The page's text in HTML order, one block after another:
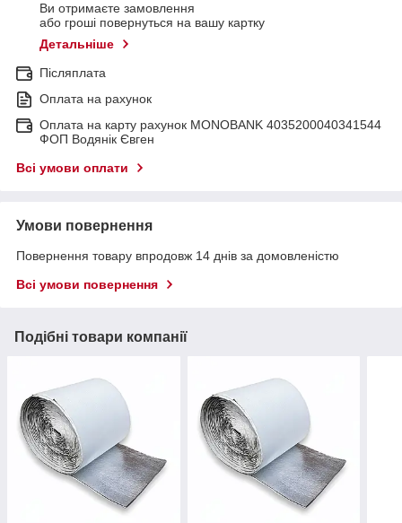
Ви отримаєте замовлення
або гроші повернуться на вашу картку
Детальніше
Післяплата
Оплата на рахунок
Оплата на карту рахунок MONOBANK 4035200040341544
ФОП Водянік Євген
Всі умови оплати
Умови повернення
Повернення товару впродовж 14 днів за домовленістю
Всі умови повернення
Подібні товари компанії